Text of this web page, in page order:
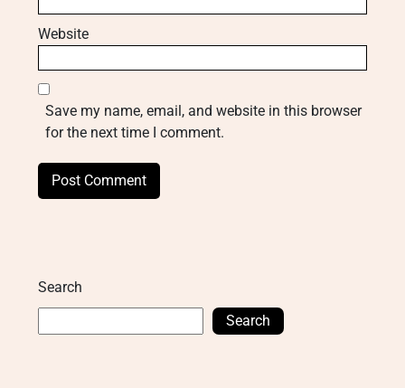
Website
Save my name, email, and website in this browser
for the next time I comment.
Search
Search